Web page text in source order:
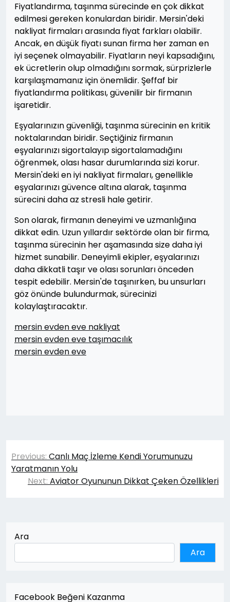
Fiyatlandırma, taşınma sürecinde en çok dikkat
edilmesi gereken konulardan biridir. Mersin'deki
nakliyat firmaları arasında fiyat farkları olabilir.
Ancak, en düşük fiyatı sunan firma her zaman en
iyi seçenek olmayabilir. Fiyatların neyi kapsadığını,
ek ücretlerin olup olmadığını sormak, sürprizlerle
karşılaşmamanız için önemlidir. Şeffaf bir
fiyatlandırma politikası, güvenilir bir firmanın
işaretidir.
Eşyalarınızın güvenliği, taşınma sürecinin en kritik
noktalarından biridir. Seçtiğiniz firmanın
eşyalarınızı sigortalayıp sigortalamadığını
öğrenmek, olası hasar durumlarında sizi korur.
Mersin'deki en iyi nakliyat firmaları, genellikle
eşyalarınızı güvence altına alarak, taşınma
sürecini daha az stresli hale getirir.
Son olarak, firmanın deneyimi ve uzmanlığına
dikkat edin. Uzun yıllardır sektörde olan bir firma,
taşınma sürecinin her aşamasında size daha iyi
hizmet sunabilir. Deneyimli ekipler, eşyalarınızı
daha dikkatli taşır ve olası sorunları önceden
tespit edebilir. Mersin'de taşınırken, bu unsurları
göz önünde bulundurmak, sürecinizi
kolaylaştıracaktır.
mersin evden eve nakliyat
mersin evden eve taşımacılık
mersin evden eve
Yazı
gezinmesi
Previous: Canlı Maç İzleme Kendi Yorumunuzu
Yaratmanın Yolu
Next: Aviator Oyununun Dikkat Çeken Özellikleri
Ara
Ara
Facebook Beğeni Kazanma